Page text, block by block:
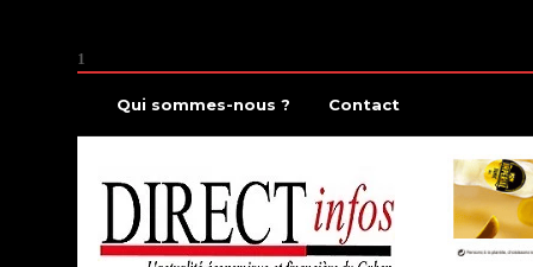
1
Qui sommes-nous ? Contact